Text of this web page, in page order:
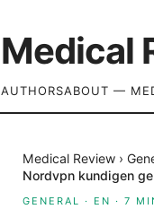
Medical
AUTHORSABOUT —
Medical Review ›
Nordvpn kundigen
GENERAL · EN · 7